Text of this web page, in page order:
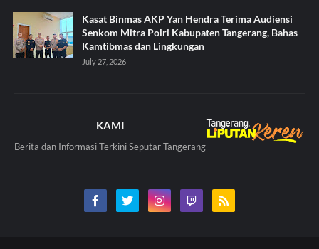
Kasat Binmas AKP Yan Hendra Terima Audiensi
Senkom Mitra Polri Kabupaten Tangerang, Bahas
Kamtibmas dan Lingkungan
July 27, 2026
KAMI
Berita dan Informasi Terkini Seputar Tangerang